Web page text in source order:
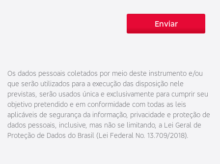
Enviar
Os dados pessoais coletados por meio deste instrumento e/ou
que serão utilizados para a execução das disposição nele
previstas, serão usados única e exclusivamente para cumprir seu
objetivo pretendido e em conformidade com todas as leis
aplicáveis de segurança da informação, privacidade e proteção de
dados pessoais, inclusive, mas não se limitando, a Lei Geral de
Proteção de Dados do Brasil (Lei Federal No. 13.709/2018).